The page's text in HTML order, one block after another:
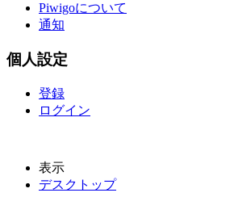
Piwigoについて
通知
個人設定
登録
ログイン
表示
デスクトップ